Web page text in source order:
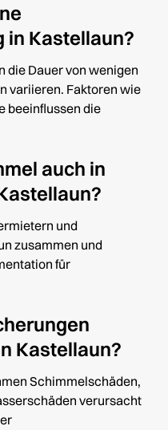
in Kastellaun?
die Dauer von wenigen
variieren. Faktoren wie
beeinflussen die
auch in
und
zusammen und
für
Kastellaun?
Schimmelschäden,
verursacht